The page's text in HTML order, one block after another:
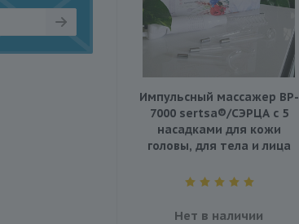
Импульсный массажер BP-
7000 sertsa®/СЭРЦА с 5
насадками для кожи
головы, для тела и лица
Нет в наличии